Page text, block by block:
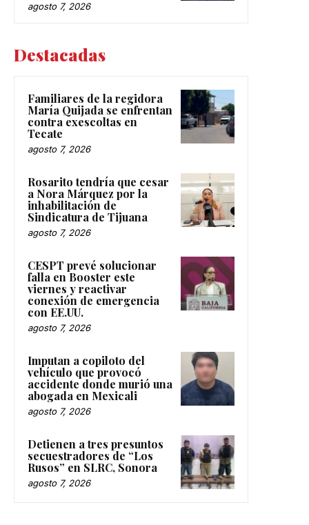
agosto 7, 2026
Destacadas
Familiares de la regidora
María Quijada se enfrentan
contra exescoltas en
Tecate
agosto 7, 2026
Rosarito tendría que cesar
a Nora Márquez por la
inhabilitación de
Sindicatura de Tijuana
agosto 7, 2026
CESPT prevé solucionar
falla en Booster este
viernes y reactivar
conexión de emergencia
con EE.UU.
agosto 7, 2026
Imputan a copiloto del
vehículo que provocó
accidente donde murió una
abogada en Mexicali
agosto 7, 2026
Detienen a tres presuntos
secuestradores de “Los
Rusos” en SLRC, Sonora
agosto 7, 2026